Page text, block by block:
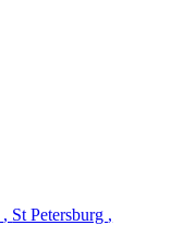
, St Petersburg ,